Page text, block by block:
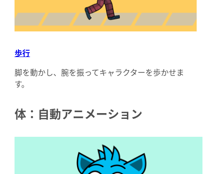
歩行
脚を動かし、腕を振ってキャラクターを歩かせま
す。
体：自動アニメーション